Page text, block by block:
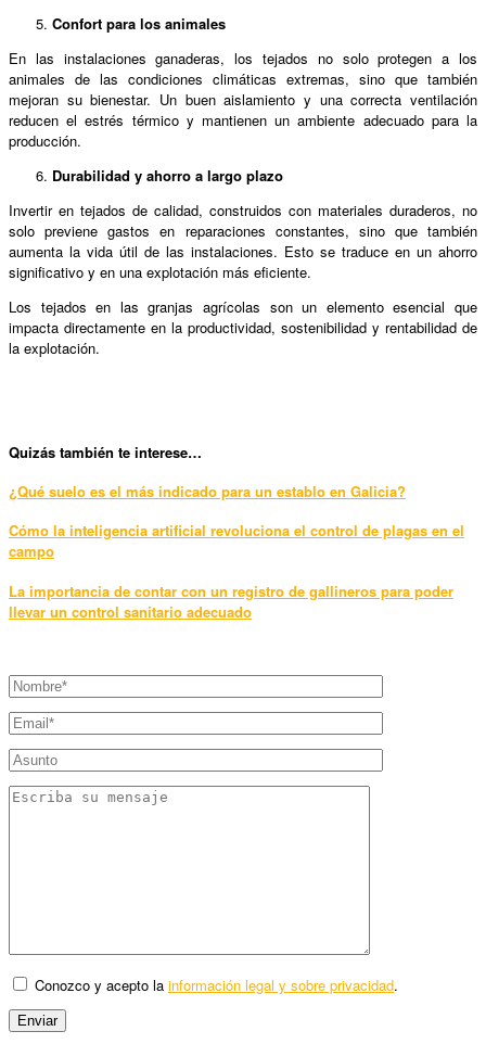
Confort para los animales
En las instalaciones ganaderas, los tejados no solo protegen a los
animales de las condiciones climáticas extremas, sino que también
mejoran su bienestar. Un buen aislamiento y una correcta ventilación
reducen el estrés térmico y mantienen un ambiente adecuado para la
producción.
Durabilidad y ahorro a largo plazo
Invertir en tejados de calidad, construidos con materiales duraderos, no
solo previene gastos en reparaciones constantes, sino que también
aumenta la vida útil de las instalaciones. Esto se traduce en un ahorro
significativo y en una explotación más eficiente.
Los tejados en las granjas agrícolas son un elemento esencial que
impacta directamente en la productividad, sostenibilidad y rentabilidad de
la explotación.
Quizás también te interese…
¿Qué suelo es el más indicado para un establo en Galicia?
Cómo la inteligencia artificial revoluciona el control de plagas en el
campo
La importancia de contar con un registro de gallineros para poder
llevar un control sanitario adecuado
Conozco y acepto la información legal y sobre privacidad.